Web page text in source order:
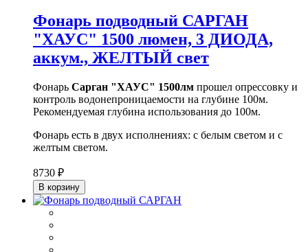
Фонарь подводный САРГАН
"ХАУС" 1500 люмен, 3 ДИОДА,
аккум., ЖЕЛТЫЙ свет
Фонарь Сарган "ХАУС" 1500лм прошел опрессовку и
контроль водонепроницаемости на глубине 100м.
Рекомендуемая глубина использования до 100м.
Фонарь есть в двух исполнениях: с белым светом и с
желтым светом.
8730 ₽
В корзину